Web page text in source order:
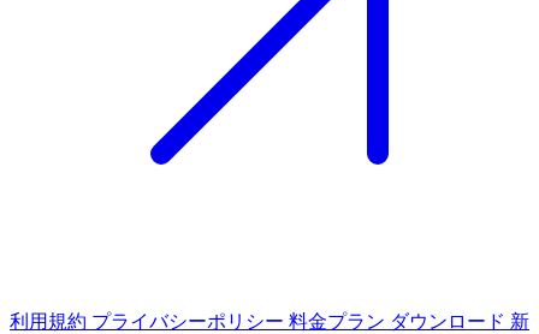
利用規約 プライバシーポリシー 料金プラン ダウンロード 新